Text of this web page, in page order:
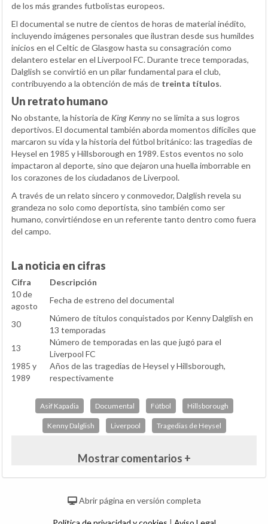
de los más grandes futbolistas europeos.
El documental se nutre de cientos de horas de material inédito,
incluyendo imágenes personales que ilustran desde sus humildes
inicios en el Celtic de Glasgow hasta su consagración como
delantero estelar en el Liverpool FC. Durante trece temporadas,
Dalglish se convirtió en un pilar fundamental para el club,
contribuyendo a la obtención de más de treinta títulos.
Un retrato humano
No obstante, la historia de King Kennyno se limita a sus logros
deportivos. El documental también aborda momentos difíciles que
marcaron su vida y la historia del fútbol británico: las tragedias de
Heysel en 1985 y Hillsborough en 1989. Estos eventos no solo
impactaron al deporte, sino que dejaron una huella imborrable en
los corazones de los ciudadanos de Liverpool.
A través de un relato sincero y conmovedor, Dalglish revela su
grandeza no solo como deportista, sino también como ser
humano, convirtiéndose en un referente tanto dentro como fuera
del campo.
La noticia en cifras
Cifra
Descripción
10 de
agosto
Fecha de estreno del documental
30
Número de títulos conquistados por Kenny Dalglish en
13 temporadas
13
Número de temporadas en las que jugó para el
Liverpool FC
1985 y
1989
Años de las tragedias de Heysel y Hillsborough,
respectivamente
Asif Kapadia Documental Fútbol Hillsborough
Kenny Dalglish Liverpool Tragedias de Heysel
Mostrar comentarios +
Abrir página en versión completa